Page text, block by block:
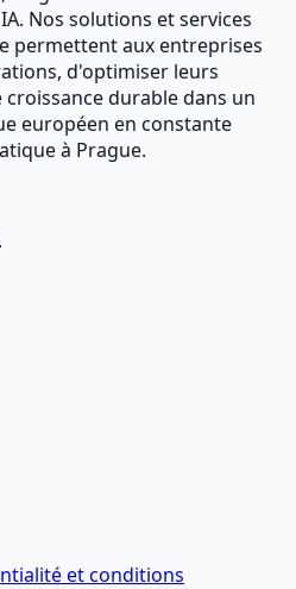
Nos solutions et services
permettent aux entreprises
d'optimiser leurs
durable dans un
européen en constante
à Prague.
et conditions